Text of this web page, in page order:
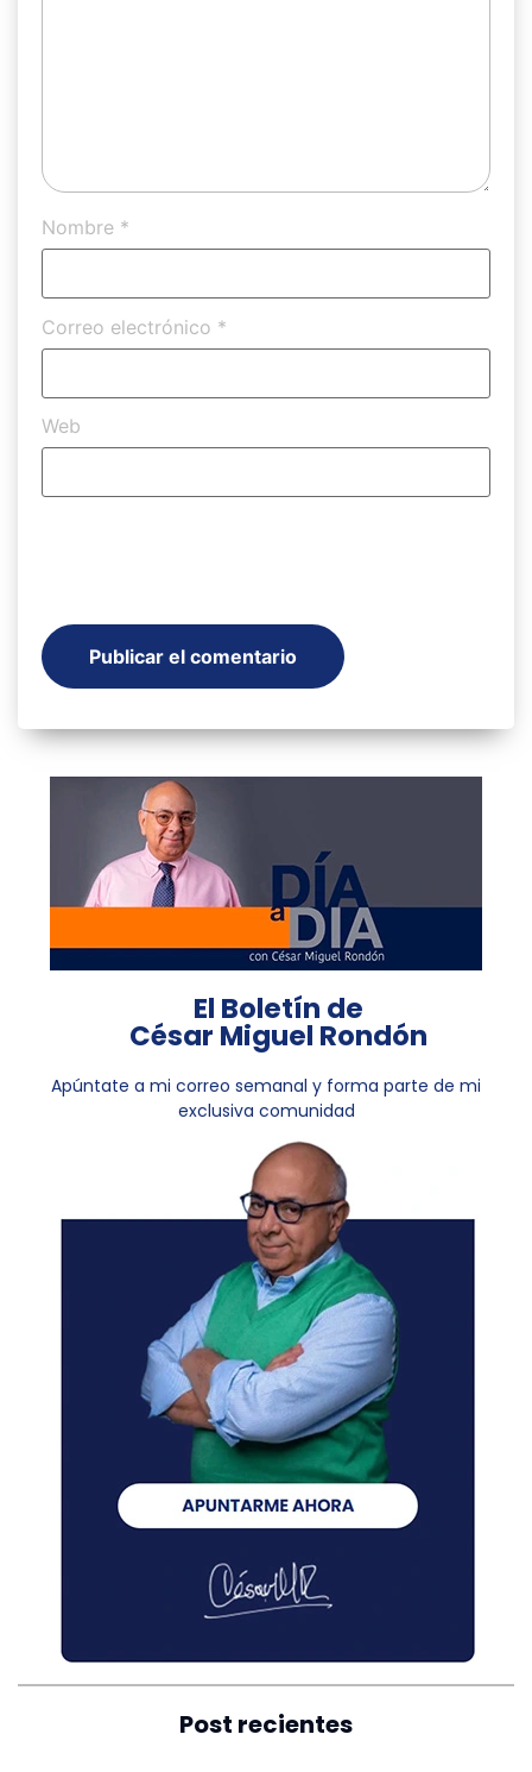
Nombre *
Correo electrónico *
Web
El Boletín de
César Miguel Rondón
Apúntate a mi correo semanal y forma parte de mi
exclusiva comunidad
Post recientes